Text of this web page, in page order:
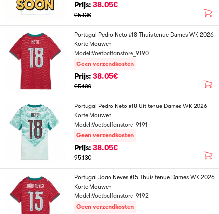
Prijs: 38.05€
95.13€
Portugal Pedro Neto #18 Thuis tenue Dames WK 2026
Korte Mouwen
Model:Voetbalfanstore_9190
Geen verzendkosten
Prijs: 38.05€
95.13€
Portugal Pedro Neto #18 Uit tenue Dames WK 2026
Korte Mouwen
Model:Voetbalfanstore_9191
Geen verzendkosten
Prijs: 38.05€
95.13€
Portugal Joao Neves #15 Thuis tenue Dames WK 2026
Korte Mouwen
Model:Voetbalfanstore_9192
Geen verzendkosten